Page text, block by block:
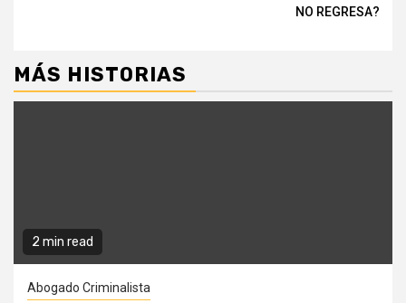
NO REGRESA?
MÁS HISTORIAS
2 min read
Abogado Criminalista